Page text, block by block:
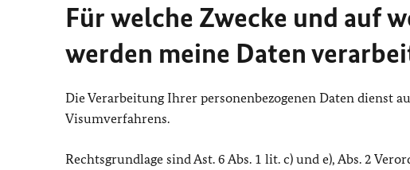
Für welche Zwecke und auf
werden meine Daten
Die Verarbeitung Ihrer personenbezogenen Daten dienst
Visumverfahrens.
Rechtsgrundlage sind Ast. 6 Abs. 1 lit. c) und e), Abs. 2